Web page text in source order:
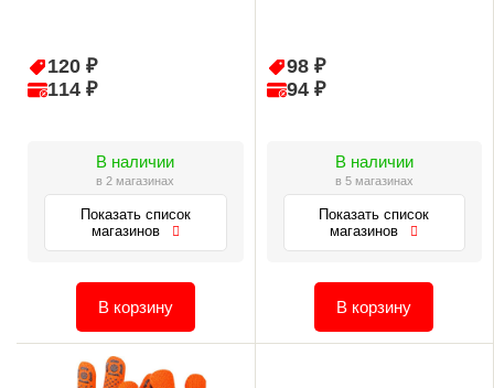
120 ₽
114 ₽
В наличии
в 2 магазинах
Показать список
магазинов
В корзину
98 ₽
94 ₽
В наличии
в 5 магазинах
Показать список
магазинов
В корзину